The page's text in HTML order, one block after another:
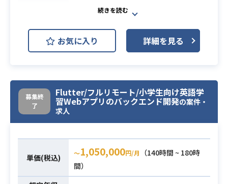
・コミュニケーションツール
- Slack & Gather
- Atlassian Jira
・AIコーディング
- Cursor、Claude Code
・Ruby on Rails を使った経験 (3年
以上)
・自身が書いたコードの結合テスト
仕様設計 (3年以上)
【仕事内容】
新規開発中の小学生向け英語学習We
bアプリの製品版開発を行いたいと考
えています。
め、アプリを一緒にアップデートし
ていただける方を募集しています。
最初のプロジェクトとしては、2025
の移植と品質向上を行なっていただ
くことを想定しています。
お気に入り 詳細を見る
募集終
了
Flutter/フルリモート/小学生向け英語学
習Webアプリのバックエンド開発の案件・
求人
単価(税込) 〜1,050,000円/月
（140時間 ~ 180時
間）